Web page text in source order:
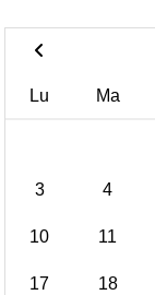
Lu Ma
3 4
10 11
17 18